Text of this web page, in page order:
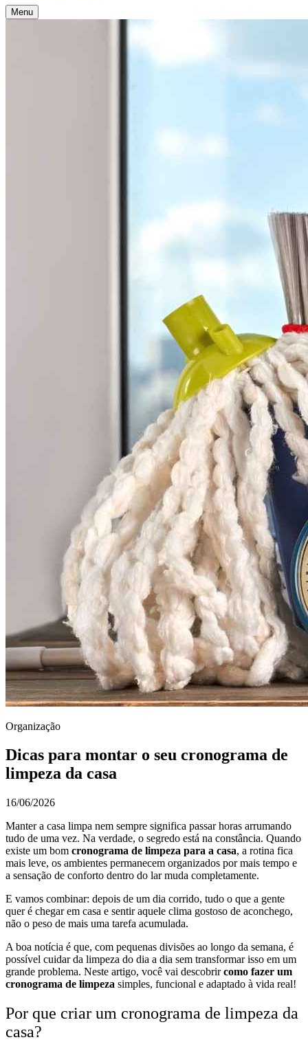
Menu
Organização
Dicas para montar o seu cronograma de
limpeza da casa
16/06/2026
Manter a casa limpa nem sempre significa passar horas arrumando
tudo de uma vez. Na verdade, o segredo está na constância. Quando
existe um bom cronograma de limpeza para a casa, a rotina fica
mais leve, os ambientes permanecem organizados por mais tempo e
a sensação de conforto dentro do lar muda completamente.
E vamos combinar: depois de um dia corrido, tudo o que a gente
quer é chegar em casa e sentir aquele clima gostoso de aconchego,
não o peso de mais uma tarefa acumulada.
A boa notícia é que, com pequenas divisões ao longo da semana, é
possível cuidar da limpeza do dia a dia sem transformar isso em um
grande problema. Neste artigo, você vai descobrircomo fazer um
cronograma de limpeza simples, funcional e adaptado à vida real!
Por que criar um cronograma de limpeza da
casa?